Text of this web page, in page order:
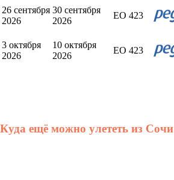
26 сентября
2026
30 сентября
2026
EO 423
3 октября
2026
10 октября
2026
EO 423
Куда ещё можно улететь из Сочи